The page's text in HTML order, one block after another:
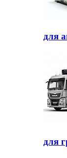
для
для